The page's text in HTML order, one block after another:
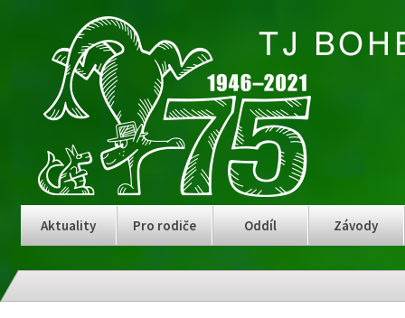
Aktuality Pro rodiče Oddíl Závody